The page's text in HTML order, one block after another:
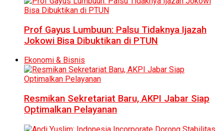
Prof Gayus Lumbuun: Palsu Tidaknya Ijazah
Jokowi Bisa Dibuktikan di PTUN
Ekonomi & Bisnis
Resmikan Sekretariat Baru, AKPI Jabar Siap
Optimalkan Pelayanan